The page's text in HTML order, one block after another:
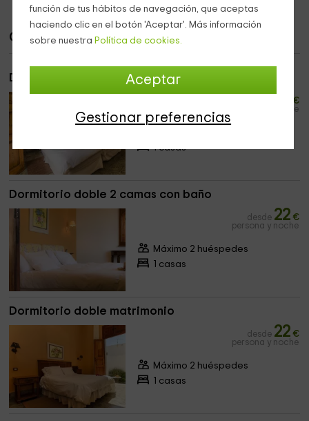
función de tus hábitos de navegación, que aceptas
haciendo clic en el botón 'Aceptar'. Más información
sobre nuestra Política de cookies.
Aceptar
Gestionar preferencias
Casas
Dormitorio doble 2 camas
22
€
persona y noche
1 casas
Dormitorio doble 2 camas con baño
desde 22 €
persona y noche
Máximo 2 huéspedes
1 casas
Dormitorio doble matrimonio
desde 22 €
persona y noche
Máximo 2 huéspedes
1 casas